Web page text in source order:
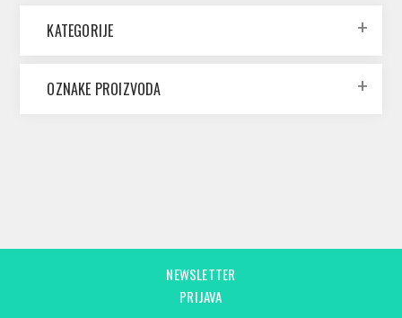
KATEGORIJE
OZNAKE PROIZVODA
NEWSLETTER
PRIJAVA